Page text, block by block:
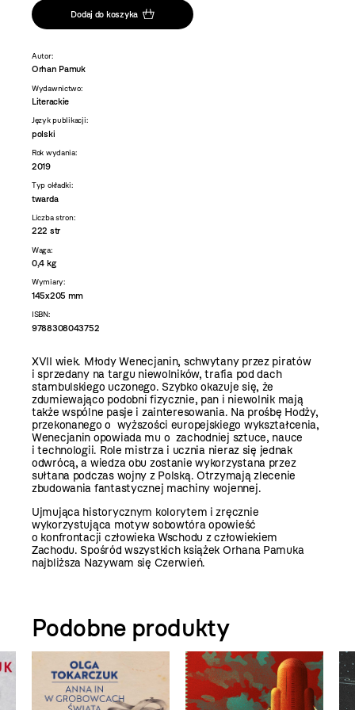
Dodaj do koszyka
Autor:
Orhan Pamuk
Wydawnictwo:
Literackie
Język publikacji:
polski
Rok wydania:
2019
Typ okładki:
twarda
Liczba stron:
222 str
Waga:
0,4 kg
Wymiary:
145x205 mm
ISBN:
9788308043752
XVII wiek. Młody Wenecjanin, schwytany przez piratów
i sprzedany na targu niewolników, trafia pod dach
stambulskiego uczonego. Szybko okazuje się, że
zdumiewająco podobni fizycznie, pan i niewolnik mają
także wspólne pasje i zainteresowania. Na prośbę Hodży,
przekonanego o wyższości europejskiego wykształcenia,
Wenecjanin opowiada mu o zachodniej sztuce, nauce
i technologii. Role mistrza i ucznia nieraz się jednak
odwrócą, a wiedza obu zostanie wykorzystana przez
sułtana podczas wojny z Polską. Otrzymają zlecenie
zbudowania fantastycznej machiny wojennej.
Ujmująca historycznym kolorytem i zręcznie
wykorzystująca motyw sobowtóra opowieść
o konfrontacji człowieka Wschodu z człowiekiem
Zachodu. Spośród wszystkich książek Orhana Pamuka
najbliższa Nazywam się Czerwień.
Podobne produkty